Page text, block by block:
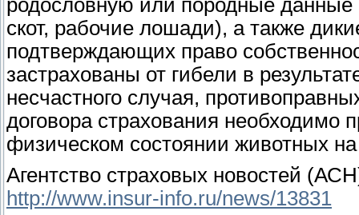
скот, рабочие лошади), а также
подтверждающих право
застрахованы от гибели в
несчастного случая,
договора страхования необходимо
физическом состоянии животных
Агентство страховых новостей
http://www.insur-info.ru/news/13831